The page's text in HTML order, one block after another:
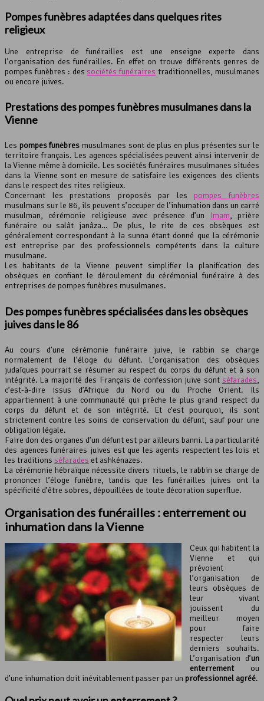
Pompes funèbres adaptées dans quelques rites
religieux
Une entreprise de funérailles est une enseigne experte dans
l’organisation des funérailles. En effet on trouve différents genres de
pompes funèbres : des sociétés funéraires traditionnelles, musulmanes
ou encore juives.
Prestations des pompes funèbres musulmanes dans la
Vienne
Les pompes funèbres musulmanes sont de plus en plus présentes sur le
territoire français. Les agences spécialisées peuvent ainsi intervenir de
la Vienne même à domicile. Les sociétés funéraires musulmanes situées
dans la Vienne sont en mesure de satisfaire les exigences des clients
dans le respect des rites religieux.
Concernant les prestations proposés par les pompes funèbres
musulmans sur le 86, ils peuvent s’occuper de l’inhumation dans un carré
musulman, cérémonie religieuse avec présence d’un
Imam, prière
funéraire ou salât janâza… De plus, le rite de ces obsèques est
généralement correspondant à la sunna étant donné que la cérémonie
est entreprise par des professionnels compétents dans la culture
musulmane.
Les habitants de la Vienne peuvent simplifier la planification des
obsèques en confiant le déroulement du cérémonial funéraire à des
entreprises de pompes funèbres musulmanes.
Despompes funèbresspécialisées dans les obsèques
juives dans le 86
Au cours d’une cérémonie funéraire juive, le rabbin se charge
normalement de l’éloge du défunt. L’organisation des obsèques
judaïques pourrait se résumer au respect du corps du défunt et à son
intégrité. La majorité des Français de confession juive sont séfarades,
c’est-à-dire issus d’Afrique du Nord ou du Proche Orient. Ils
appartiennent à une communauté qui prêche le plus grand respect du
corps du défunt et de son intégrité. Et c’est pourquoi, ils sont
strictement contre les soins de conservation du défunt, sauf pour une
obligation légale.
Faire don des organes d’un défunt est par ailleurs banni. La particularité
des agences funéraires juives est que les agents respectent les lois et
les traditions séfarades et ashkénazes.
La cérémonie hébraïque nécessite divers rituels, le rabbin se charge de
prononcer l’éloge funèbre, tandis que les funérailles juives ont la
spécificité d’être sobres, dépouillées de toute décoration superflue.
Organisation des funérailles : enterrement ou
inhumation dans laVienne
Ceux qui habitent la
Vienne et qui
prévoient
l’organisation de
leurs obsèques de
leur vivant
jouissent du
meilleur moyen
pour faire
respecter leurs
derniers souhaits.
L’organisation d’un
enterrementou
d’une inhumation doit inévitablement passer par un professionnel agréé.